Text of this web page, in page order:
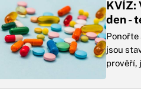
KVÍZ:
den -
Ponořte
jsou
prověří,